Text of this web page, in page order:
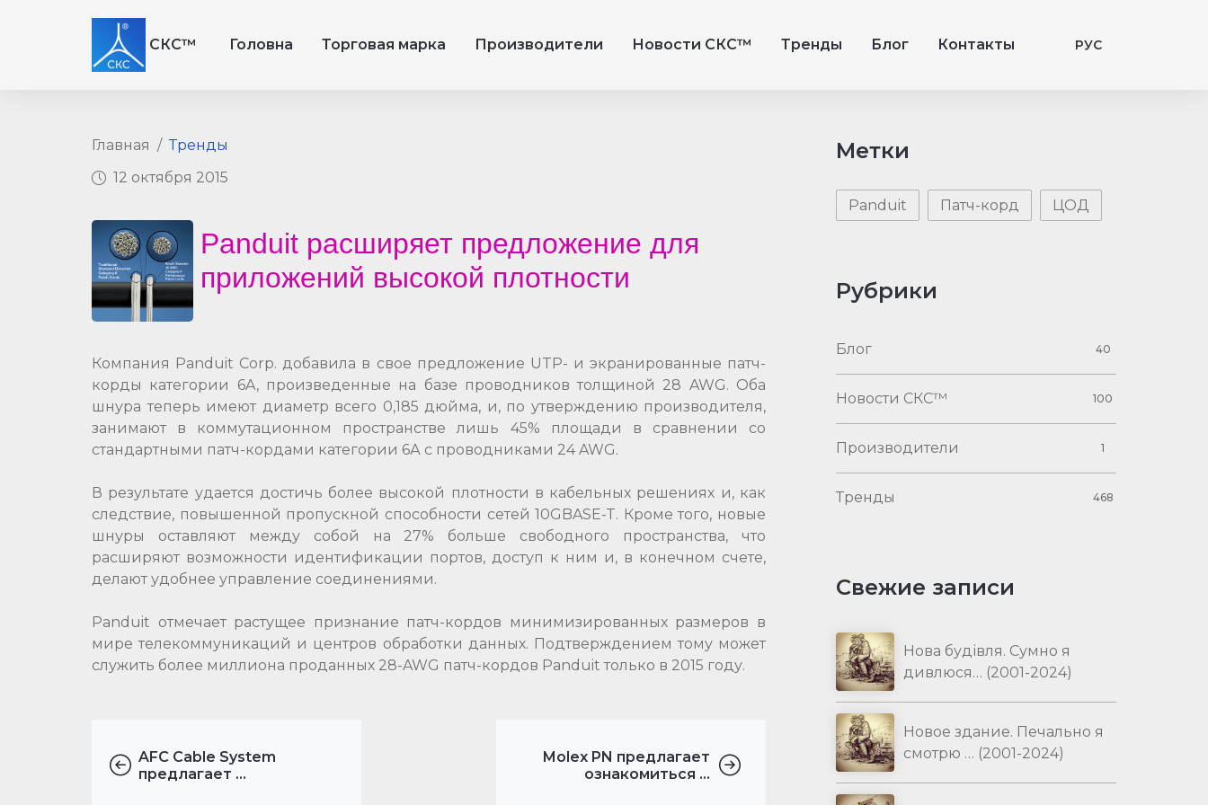
СКС™ Головна Торговая марка Производители Новости СКС™ Тренды Блог Контакты РУС
Главная
Тренды
12 октября 2015
Panduit расширяет предложение для
приложений высокой плотности
Компания Panduit Corp. добавила в свое предложение UTP- и экранированные патч-
корды категории 6A, произведенные на базе проводников толщиной 28 AWG. Оба
шнура теперь имеют диаметр всего 0,185 дюйма, и, по утверждению производителя,
занимают в коммутационном пространстве лишь 45% площади в сравнении со
стандартными патч-кордами категории 6А с проводниками 24 AWG.
В результате удается достичь более высокой плотности в кабельных решениях и, как
следствие, повышенной пропускной способности сетей 10GBASE-T. Кроме того, новые
шнуры оставляют между собой на 27% больше свободного пространства, что
расширяют возможности идентификации портов, доступ к ним и, в конечном счете,
делают удобнее управление соединениями.
Panduit отмечает растущее признание патч-кордов минимизированных размеров в
мире телекоммуникаций и центров обработки данных. Подтверждением тому может
служить более миллиона проданных 28-AWG патч-кордов Panduit только в 2015 году.
AFC Cable System
предлагает ...
Molex PN предлагает
ознакомиться ...
Метки
Panduit Патч-корд ЦОД
Рубрики
Блог 40
Новости СКС™ 100
Производители 1
Тренды 468
Свежие записи
Нова будівля. Сумно я
дивлюся… (2001-2024)
Новое здание. Печально я
смотрю … (2001-2024)